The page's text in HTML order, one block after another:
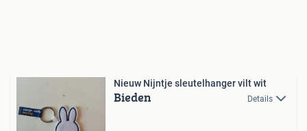
Nieuw Nijntje sleutelhanger vilt wit
Bieden Details